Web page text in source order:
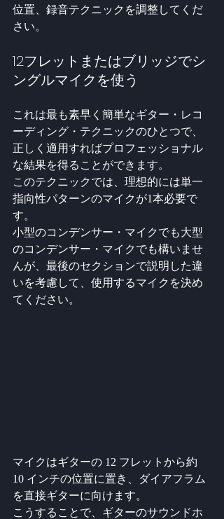
位置、録音テクニックを調整してくだ
さい。
12フレットまたはブリッジでシ
ングルマイクを使う
これは最も素早く簡単なギター・レコ
ーディング・テクニックのひとつで、
正しく適用すればプロフェッショナル
な結果を得ることができます。
このテクニックでは、理想的には単一
指向性パターンのマイクが1本必要で
す。
小型のコンデンサー・マイクでも大型
のコンデンサー・マイクでも構いませ
んが、最後のセクションで説明した違
いを考慮して、使用するマイクを決め
てください。
マイクはギターの 12 フレットから約
10 インチの位置に置き、ダイアフラム
を直接ギターに向けます。
こうすることで、ギターのサウンドホ